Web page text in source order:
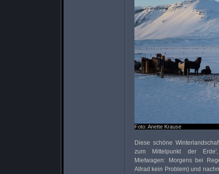
Foto: Anette Krause
Diese schöne
zum Mittelpunkt der
Mietwagen: Morgens bei
Allrad kein Problem) und